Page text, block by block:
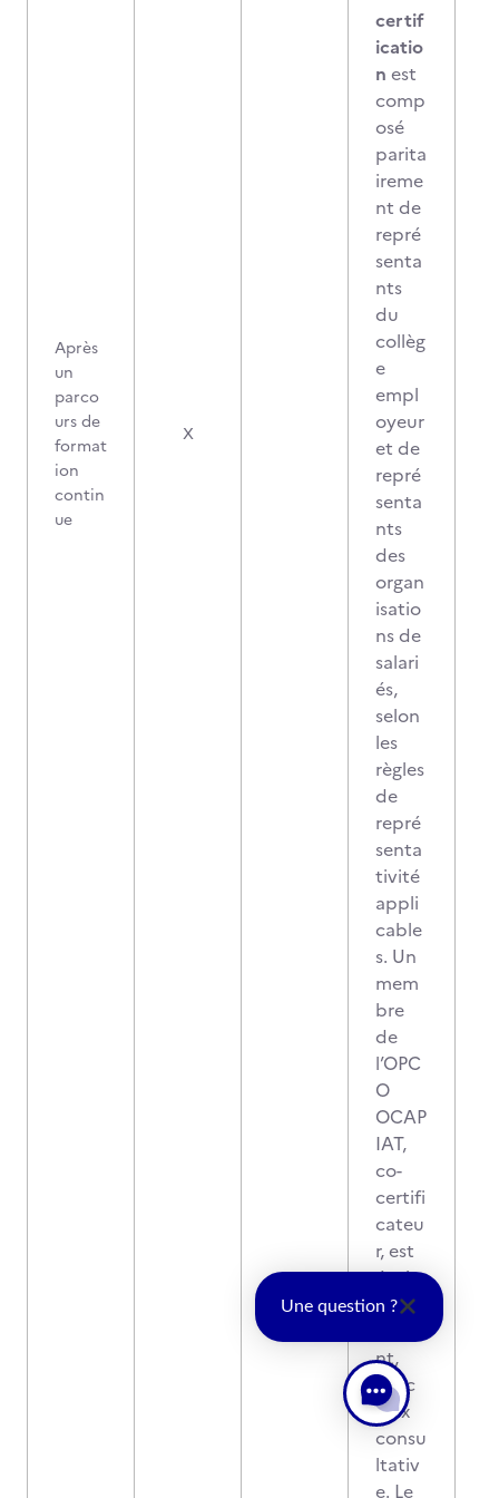
Après
un
parco
urs de
format
ion
contin
ue
X
certif
icatio
n est
comp
osé
parita
ireme
nt de
repré
senta
nts
du
collèg
e
empl
oyeur
et de
repré
senta
nts
des
organ
isatio
ns de
salari
és,
selon
les
règles
de
repré
senta
tivité
appli
cable
s. Un
mem
bre
de
l’OPC
O
OCAP
IAT,
co-
certifi
cateu
r, est
égale
ment
nt,
avec
voix
consu
ltativ
e. Le
Une question ?